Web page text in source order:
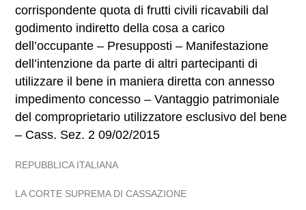
corrispondente quota di frutti civili ricavabili dal
godimento indiretto della cosa a carico
dell’occupante – Presupposti – Manifestazione
dell’intenzione da parte di altri partecipanti di
utilizzare il bene in maniera diretta con annesso
impedimento concesso – Vantaggio patrimoniale
del comproprietario utilizzatore esclusivo del bene
– Cass. Sez. 2 09/02/2015
REPUBBLICA ITALIANA
LA CORTE SUPREMA DI CASSAZIONE